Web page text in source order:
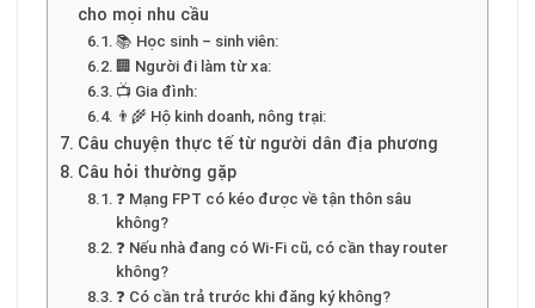
cho mọi nhu cầu
📚 Học sinh – sinh viên:
🏢 Người đi làm từ xa:
📺 Gia đình:
👨‍🌾 Hộ kinh doanh, nông trại:
Câu chuyện thực tế từ người dân địa phương
Câu hỏi thường gặp
❓ Mạng FPT có kéo được về tận thôn sâu
không?
❓ Nếu nhà đang có Wi-Fi cũ, có cần thay router
không?
❓ Có cần trả trước khi đăng ký không?